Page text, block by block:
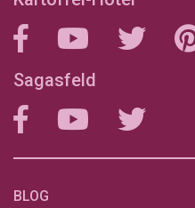
Sagasfeld
BLOG